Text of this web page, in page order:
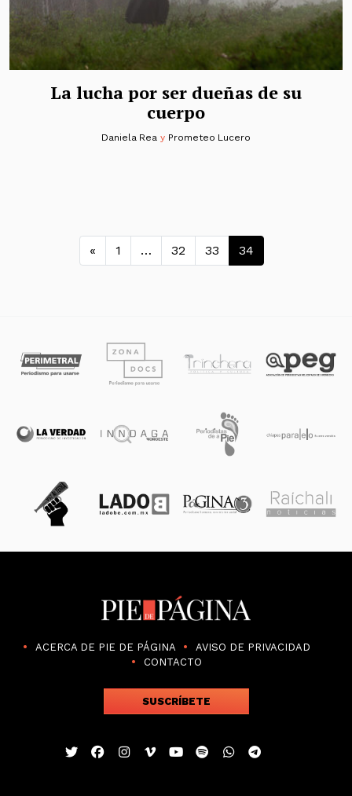
La lucha por ser dueñas de su
cuerpo
Daniela Rea y Prometeo Lucero
Navegación de entradas
« 1 … 32 33 34
ACERCA DE PIE DE PÁGINA
AVISO DE PRIVACIDAD
CONTACTO
SUSCRÍBETE